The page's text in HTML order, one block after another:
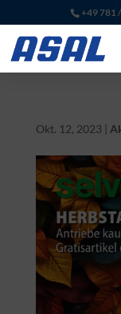
+49 781
Okt. 12, 2023 |